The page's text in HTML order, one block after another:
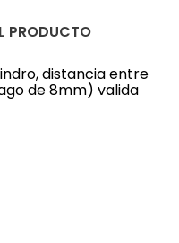
PRODUCTO
distancia entre
de 8mm) valida